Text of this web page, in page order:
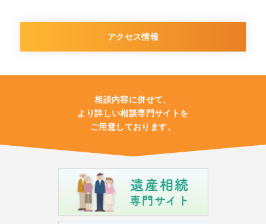
アクセス情報
相談内容に併せて、
より詳しい相談専門サイトを
ご用意しております。